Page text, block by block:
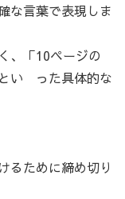
な言葉で表現しま
、「10ページの
い った具体的な
るために締め切り